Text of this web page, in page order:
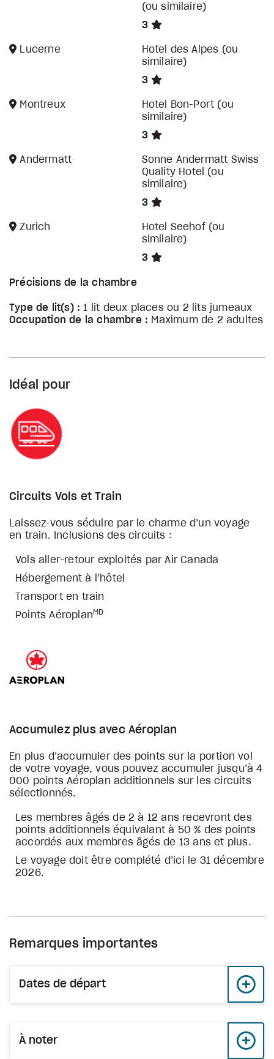
(ou similaire)
3
Lucerne
Hotel des Alpes (ou
similaire)
3
Montreux
Hotel Bon-Port (ou
similaire)
3
Andermatt
Sonne Andermatt Swiss
Quality Hotel (ou
similaire)
3
Zurich
Hotel Seehof (ou
similaire)
3
Précisions de la chambre
Type de lit(s) : 1 lit deux places ou 2 lits jumeaux
Occupation de la chambre : Maximum de 2 adultes
Idéal pour
Circuits Vols et Train
Laissez-vous séduire par le charme d’un voyage
en train. Inclusions des circuits :
Vols aller-retour exploités par Air Canada
Hébergement à l’hôtel
Transport en train
Points Aéroplan MD
Accumulez plus avec Aéroplan
En plus d’accumuler des points sur la portion vol
de votre voyage, vous pouvez accumuler jusqu’à 4
000 points Aéroplan additionnels sur les circuits
sélectionnés.
Les membres âgés de 2 à 12 ans recevront des
points additionnels équivalant à 50 % des points
accordés aux membres âgés de 13 ans et plus.
Le voyage doit être complété d’ici le 31 décembre
2026.
Remarques importantes
Dates de départ
À noter